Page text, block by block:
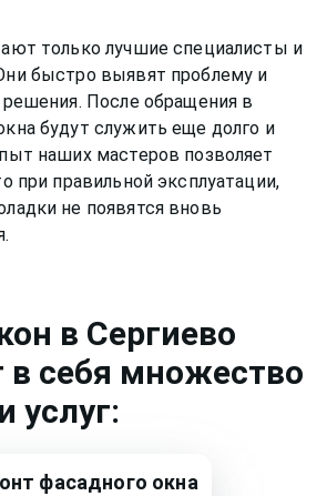
только лучшие специалисты и
быстро выявят проблему и
решения. После обращения в
будут служить еще долго и
наших мастеров позволяет
при правильной эксплуатации,
не появятся вновь
в Сергиево
в себя множество
услуг:
фасадного окна